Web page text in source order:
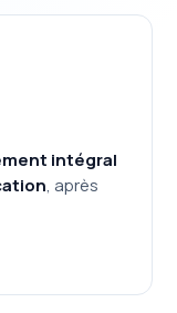
intégral
, après